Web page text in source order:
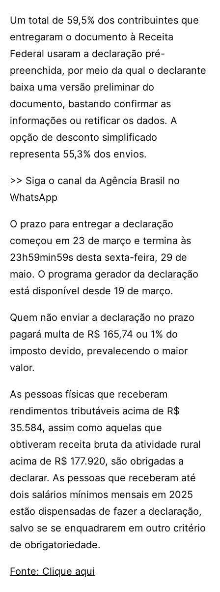
Um total de 59,5% dos contribuintes que
entregaram o documento à Receita
Federal usaram a declaração pré-
preenchida, por meio da qual o declarante
baixa uma versão preliminar do
documento, bastando confirmar as
informações ou retificar os dados. A
opção de desconto simplificado
representa 55,3% dos envios.
>> Siga o canal da Agência Brasil no
WhatsApp
O prazo para entregar a declaração
começou em 23 de março e termina às
23h59min59s desta sexta-feira, 29 de
maio. O programa gerador da declaração
está disponível desde 19 de março.
Quem não enviar a declaração no prazo
pagará multa de R$ 165,74 ou 1% do
imposto devido, prevalecendo o maior
valor.
As pessoas físicas que receberam
rendimentos tributáveis acima de R$
35.584, assim como aquelas que
obtiveram receita bruta da atividade rural
acima de R$ 177.920, são obrigadas a
declarar. As pessoas que receberam até
dois salários mínimos mensais em 2025
estão dispensadas de fazer a declaração,
salvo se se enquadrarem em outro critério
de obrigatoriedade.
Fonte: Clique aqui